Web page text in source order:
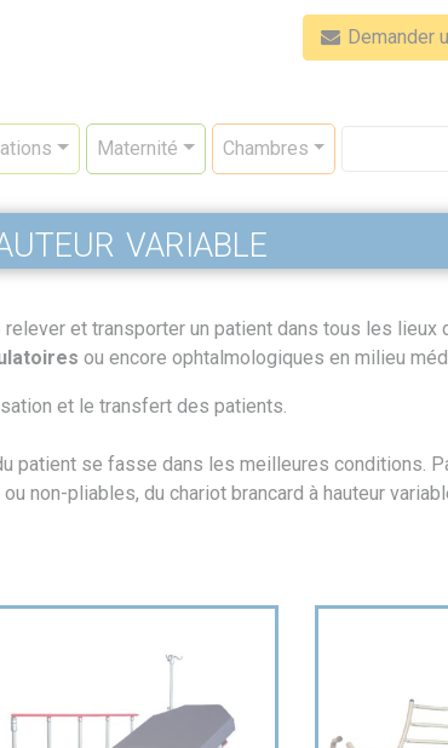
Demander
Maternité Chambres
variable
et transporter un patient dans tous les lieux
ou encore ophtalmologiques en milieu
et le transfert des patients.
patient se fasse dans les meilleures conditions.
pliables, du chariot brancard à hauteur